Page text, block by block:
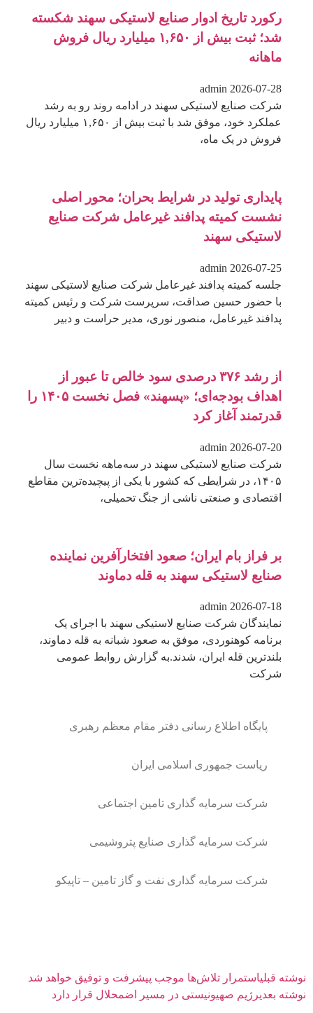
رکورد تاریخ ادوار صنایع لاستیکی سهند شکسته
شد؛ ثبت بیش از ۱,۶۵۰ میلیارد ریال فروش
ماهانه
admin 2026-07-28
شرکت صنایع لاستیکی سهند در ادامه روند رو به رشد
عملکرد خود، موفق شد با ثبت بیش از ۱,۶۵۰ میلیارد ریال
فروش در یک ماه،
پایداری تولید در شرایط بحران؛ محور اصلی
نشست کمیته پدافند غیرعامل شرکت صنایع
لاستیکی سهند
admin 2026-07-25
جلسه کمیته پدافند غیرعامل شرکت صنایع لاستیکی سهند
با حضور حسین صداقت، سرپرست شرکت و رئیس کمیته
پدافند غیرعامل، منصور نوری، مدیر حراست و دبیر
از رشد ۳۷۶ درصدی سود خالص تا عبور از
اهداف بودجه‌ای؛ «پسهند» فصل نخست ۱۴۰۵ را
قدرتمند آغاز کرد
admin 2026-07-20
شرکت صنایع لاستیکی سهند در سه‌ماهه نخست سال
۱۴۰۵، در شرایطی که کشور با یکی از پیچیده‌ترین مقاطع
اقتصادی و صنعتی ناشی از جنگ تحمیلی،
بر فراز بام ایران؛ صعود افتخارآفرین نماینده
صنایع لاستیکی سهند به قله دماوند
admin 2026-07-18
نمایندگان شرکت صنایع لاستیکی سهند با اجرای یک
برنامه کوهنوردی، موفق به صعود شبانه به قله دماوند،
بلندترین قله ایران، شدند.به گزارش روابط عمومی
شرکت
پایگاه اطلاع رسانی دفتر مقام معظم رهبری
ریاست جمهوری اسلامی ایران
شرکت سرمایه گذاری تامین اجتماعی
شرکت سرمایه گذاری صنایع پتروشیمی
شرکت سرمایه گذاری نفت و گاز تامین – تاپیکو
نوشته قبلیاستمرار تلاش‌ها موجب پیشرفت و توفیق خواهد شد
نوشته بعدیرژیم صهیونیستی در مسیر اضمحلال قرار دارد